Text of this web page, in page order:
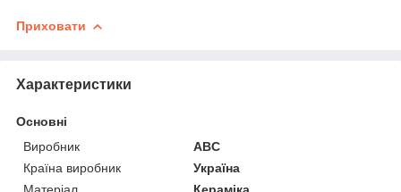
Приховати
Характеристики
Основні
Виробник
ABC
Країна виробник
Україна
Матеріал
Кераміка